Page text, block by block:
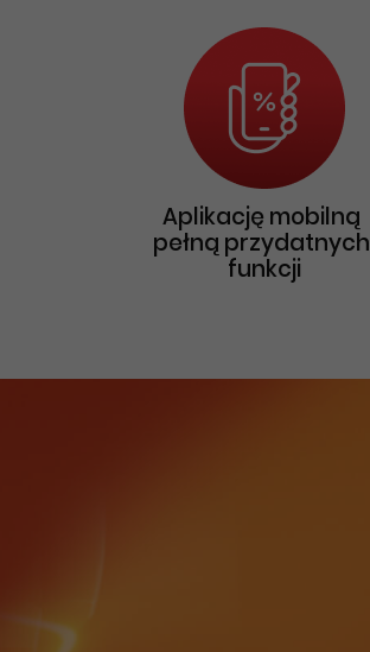
Aplikację mobilną
pełną przydatnych
funkcji